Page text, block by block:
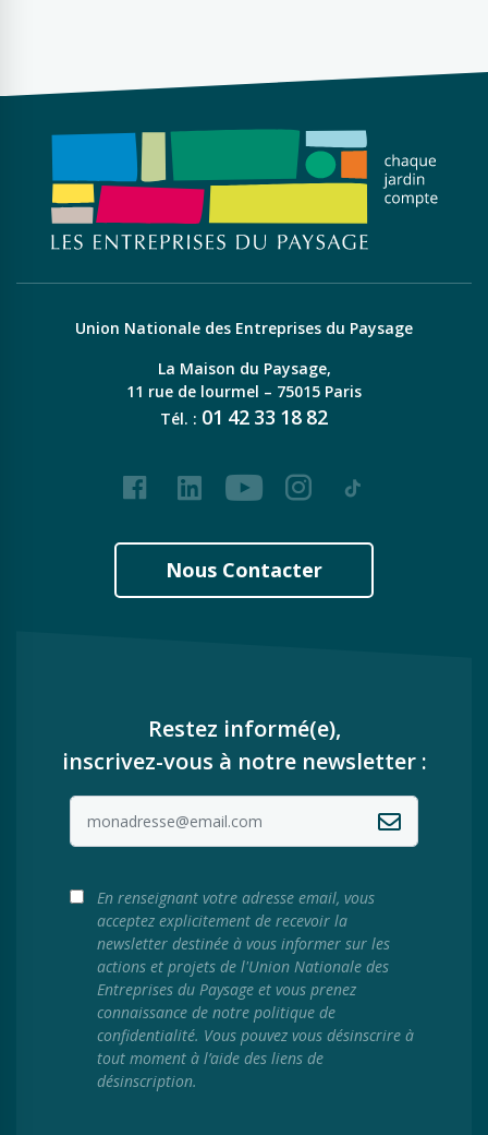
Union Nationale des Entreprises du Paysage
La Maison du Paysage,
11 rue de lourmel – 75015 Paris
Tél. : 01 42 33 18 82
FacebookLinkedInYoutubeInstagram
Tiktok
Nous Contacter
Restez informé(e),
inscrivez-vous à notre newsletter :
En renseignant votre adresse email, vous
acceptez explicitement de recevoir la
newsletter destinée à vous informer sur les
actions et projets de l'Union Nationale des
Entreprises du Paysage et vous prenez
connaissance de notre politique de
confidentialité. Vous pouvez vous désinscrire à
tout moment à l’aide des liens de
désinscription.